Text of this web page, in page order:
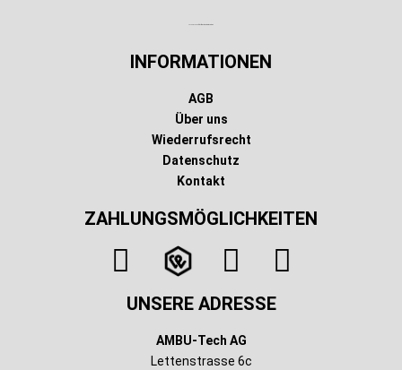
INFORMATIONEN
AGB
Über uns
Wiederrufsrecht
Datenschutz
Kontakt
ZAHLUNGSMÖGLICHKEITEN
UNSERE ADRESSE
AMBU-Tech AG
Lettenstrasse 6c